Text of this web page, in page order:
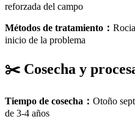
reforzada del campo
Métodos de tratamiento ：
inicio de la problema
✂️ Cosecha y
Tiempo de cosecha ： Otoño
de 3-4 años